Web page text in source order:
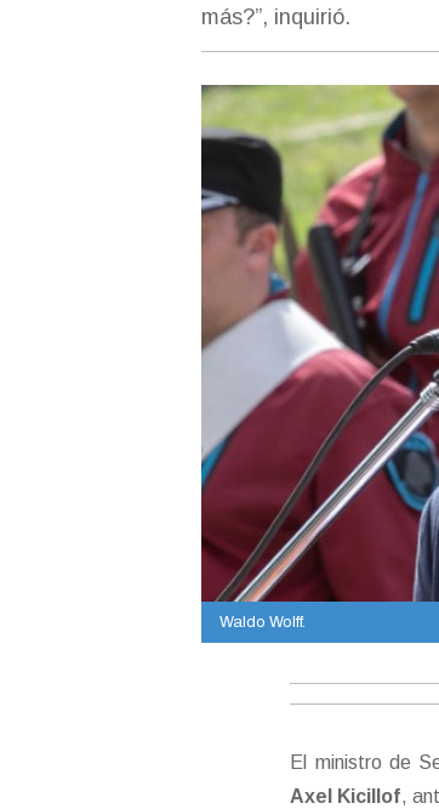
más?”, inquirió.
Waldo Wolff.
El ministro de
Axel Kicillof,